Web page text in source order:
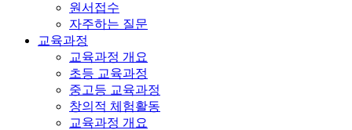
원서접수
자주하는 질문
교육과정
교육과정 개요
초등 교육과정
중고등 교육과정
창의적 체험활동
교육과정 개요